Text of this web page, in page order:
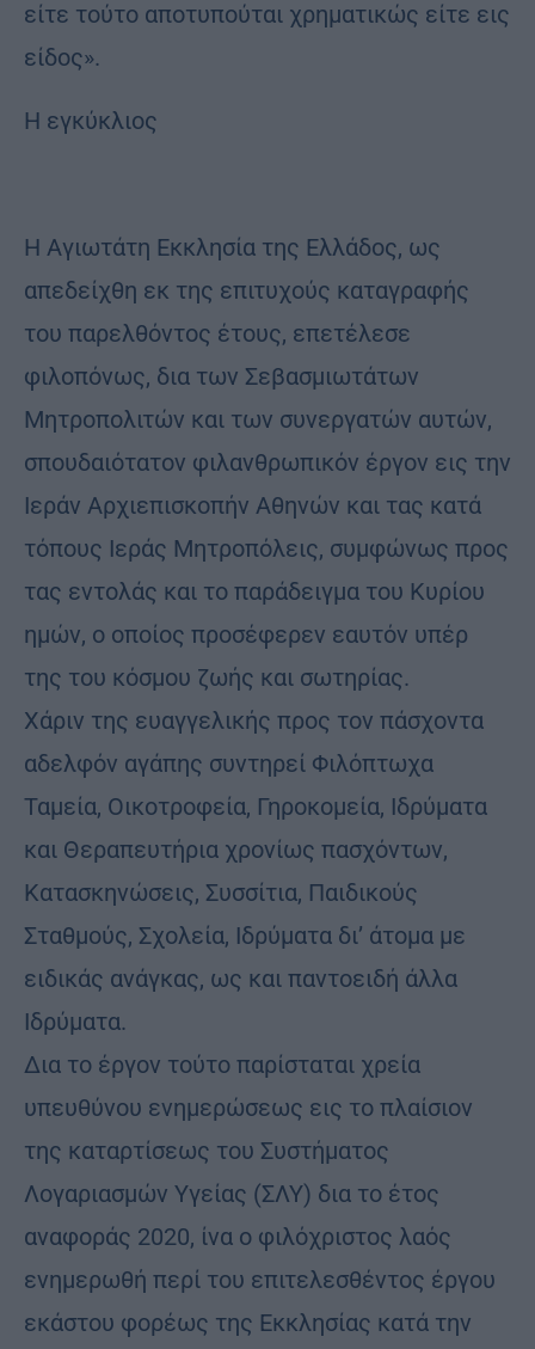
είτε τούτο αποτυπούται χρηματικώς είτε εις
είδος».
Η εγκύκλιος
Η Αγιωτάτη Εκκλησία της Ελλάδος, ως
απεδείχθη εκ της επιτυχούς καταγραφής
του παρελθόντος έτους, επετέλεσε
φιλοπόνως, δια των Σεβασμιωτάτων
Μητροπολιτών και των συνεργατών αυτών,
σπουδαιότατον φιλανθρωπικόν έργον εις την
Ιεράν Αρχιεπισκοπήν Αθηνών και τας κατά
τόπους Ιεράς Μητροπόλεις, συμφώνως προς
τας εντολάς και το παράδειγμα του Κυρίου
ημών, ο οποίος προσέφερεν εαυτόν υπέρ
της του κόσμου ζωής και σωτηρίας.
Χάριν της ευαγγελικής προς τον πάσχοντα
αδελφόν αγάπης συντηρεί Φιλόπτωχα
Ταμεία, Οικοτροφεία, Γηροκομεία, Ιδρύματα
και Θεραπευτήρια χρονίως πασχόντων,
Κατασκηνώσεις, Συσσίτια, Παιδικούς
Σταθμούς, Σχολεία, Ιδρύματα δι’ άτομα με
ειδικάς ανάγκας, ως και παντοειδή άλλα
Ιδρύματα.
Δια το έργον τούτο παρίσταται χρεία
υπευθύνου ενημερώσεως εις το πλαίσιον
της καταρτίσεως του Συστήματος
Λογαριασμών Υγείας (ΣΛΥ) δια το έτος
αναφοράς 2020, ίνα ο φιλόχριστος λαός
ενημερωθή περί του επιτελεσθέντος έργου
εκάστου φορέως της Εκκλησίας κατά την